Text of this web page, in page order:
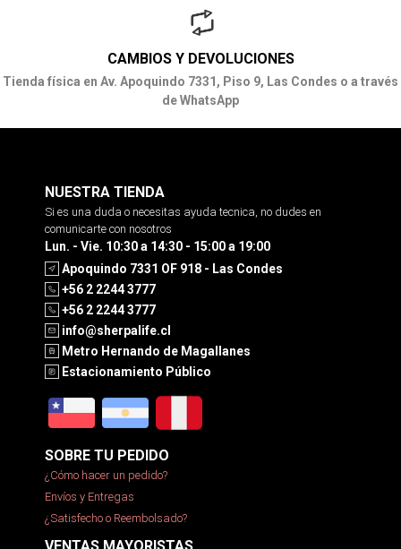
CAMBIOS Y DEVOLUCIONES
Tienda física en Av. Apoquindo 7331, Piso 9, Las Condes o a través
de WhatsApp
NUESTRA TIENDA
Si es una duda o necesitas ayuda tecnica, no dudes en
comunicarte con nosotros
Lun. - Vie. 10:30 a 14:30 - 15:00 a 19:00
Apoquindo 7331 OF 918 - Las Condes
+56 2 2244 3777
+56 2 2244 3777
info@sherpalife.cl
Metro Hernando de Magallanes
Estacionamiento Público
SOBRE TU PEDIDO
¿Cómo hacer un pedido?
Envíos y Entregas
¿Satisfecho o Reembolsado?